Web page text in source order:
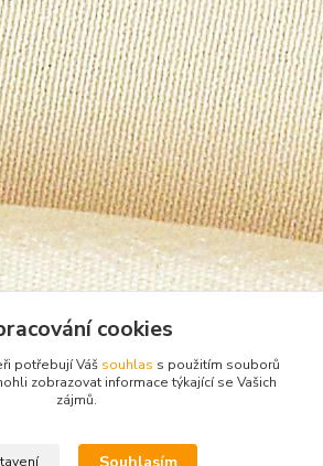
kategoriích
cookies
potřebují Váš souhlas s použitím souborů
zobrazovat informace týkající se Vašich
zájmů.